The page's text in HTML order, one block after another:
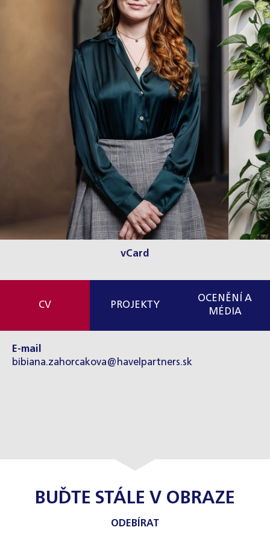
vCard
CV PROJEKTY
OCENĚNÍ A
MÉDIA
E-mail
bibiana.zahorcakova@havelpartners.sk
BUĎTE STÁLE V OBRAZE
ODEBÍRAT